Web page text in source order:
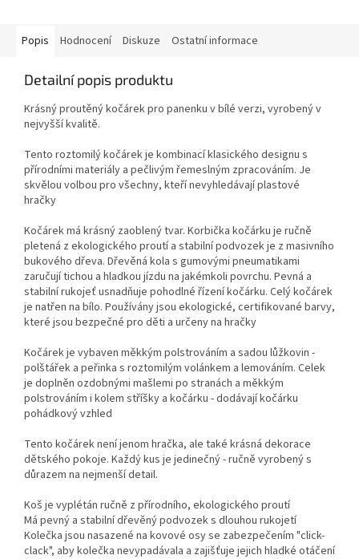
Popis Hodnocení Diskuze Ostatní informace
Detailní popis produktu
Krásný proutěný kočárek pro panenku v bílé verzi, vyrobený v
nejvyšší kvalitě.
Tento roztomilý kočárek je kombinací klasického designu s
přírodními materiály a pečlivým řemeslným zpracováním. Je
skvělou volbou pro všechny, kteří nevyhledávají plastové
hračky
Kočárek má krásný zaoblený tvar. Korbička kočárku je ručně
pletená z ekologického proutí a stabilní podvozek je z masivního
bukového dřeva. Dřevěná kola s gumovými pneumatikami
zaručují tichou a hladkou jízdu na jakémkoli povrchu. Pevná a
stabilní rukojeť usnadňuje pohodlné řízení kočárku. Celý kočárek
je natřen na bílo. Používány jsou ekologické, certifikované barvy,
které jsou bezpečné pro děti a určeny na hračky
Kočárek je vybaven měkkým polstrováním a sadou lůžkovin -
polštářek a peřinka s roztomilým volánkem a lemováním. Celek
je doplněn ozdobnými mašlemi po stranách a měkkým
polstrováním i kolem stříšky a kočárku - dodávají kočárku
pohádkový vzhled
Tento kočárek není jenom hračka, ale také krásná dekorace
dětského pokoje. Každý kus je jedinečný - ručně vyrobený s
důrazem na nejmenší detail.
Koš je vyplétán ručně z přírodního, ekologického proutí
Má pevný a stabilní dřevěný podvozek s dlouhou rukojetí
Kolečka jsou nasazené na kovové osy se zabezpečením "click-
clack", aby kolečka nevypadávala a zajišťuje jejich hladké otáčení